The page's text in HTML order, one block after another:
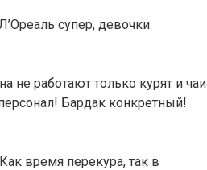
супер, девочки
не работают только курят и чаи
Бардак конкретный!
время перекура, так в